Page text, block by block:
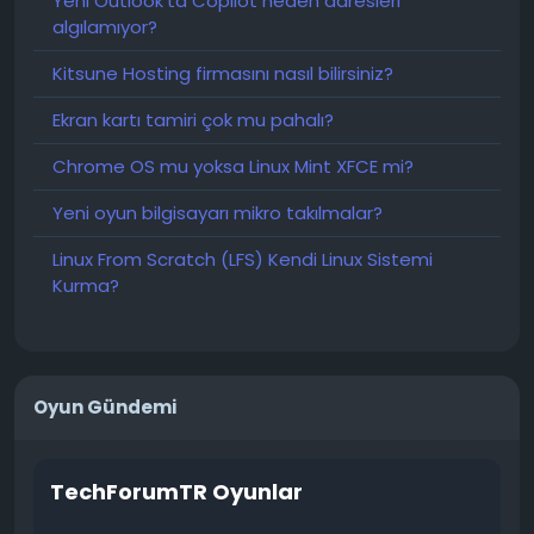
Bu durum en sık nerede görülür?
Alışveriş merkezlerinin otoparkları bu tür projeler için
ideal bir ortamdır:
birçok insan,
araçların sürekli dönüşü,
gürültü ve telaş,
Her şeyi kaydetmeyen ve her zaman hızlı kayıt
yapmayan kameralar.
Bir suçlunun olayların akışına karışması kolaydır.
Aynanızda bir paket görürseniz:
Hemen arabadan inmeyin.
Kapıları kilitleyin.
algılamıyor?
Kitsune Hosting firmasını nasıl bilirsiniz?
Ekran kartı tamiri çok mu pahalı?
Chrome OS mu yoksa Linux Mint XFCE mi?
Yeni oyun bilgisayarı mikro takılmalar?
Linux From Scratch (LFS) Kendi Linux Sistemi
Kurma?
Oyun Gündemi
TechForumTR Oyunlar